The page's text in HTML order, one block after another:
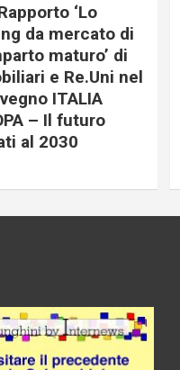
‘Lo
da mercato di
maturo’ di
e Re.Uni nel
ITALIA
– Il futuro
al 2030